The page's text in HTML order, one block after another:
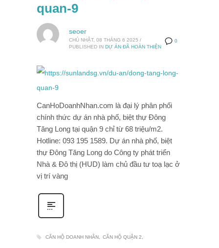
quan-9
0
seoer
CHỦ NHẬT, 08 THÁNG 6 2025 /
PUBLISHED IN DỰ ÁN ĐÃ HOÀN THIỆN
CanHoDoanhNhan.com là đại lý phân phối
chính thức dự án nhà phố, biệt thự Đông
Tăng Long tại quận 9 chỉ từ 68 triệu/m2.
Hotline: 093 195 1589. Dự án nhà phố, biệt
thự Đông Tăng Long do Công ty phát triển
Nhà & Đô thị (HUD) làm chủ đầu tư toạ lạc ở
vị trí vàng
CĂN HỘ DOANH NHÂN CĂN HỘ QUẬN 2